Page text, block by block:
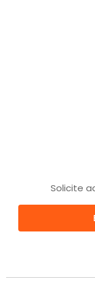
Solicite